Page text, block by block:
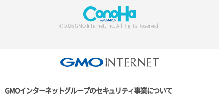
© 2026 GMO Internet, Inc. All Rights Reserved.
GMOインターネットグループのセキュリティ事業について